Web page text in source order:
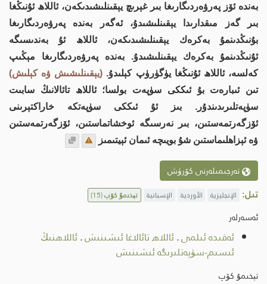
بەندە ئۆز پەرۋەردىگارىغا بىر غېرىچ يېقىنلىشىدىكەن، ئاللاھ ئۇنىڭغا
بىر گەز مىقدارىدا يېقىنلىشىدۇ، ئەگەر بەندە پەرۋەردىگارىغا
بۇنىڭدىنمۇ بەكرەك يېقىنلىشىدىكەن، ئاللاھ ئۇ بەندىسىگە
ئۇنىڭدىنمۇ بەكرەك يېقىنلىشىدۇ. بەندە پەرۋەردىگارىغا مېڭىپ
كەلسە، ئاللاھ ئۇنىڭغا يۈگۈرۈپ كېلىدۇ. (يېقىنلىشىش ۋە كېلىش)
تىن ئىبارەت بۇ ئىككى سۈپەت بولسا؛ ئاللاھ تائالانىڭ سابىت
سۈپەتلىرىدىندۇر. بىز ئۇ ئىككى سۈپەتكە خاراكتېرىنى
ئۆزگەرتمەستىن، بىر نەرسىگە ئوخشاتماستىن، ئۆزگەرتمەستىن
ۋە ئېزاھلىماستىن شۇ بويىچە ئىمان ئېيتىمىز
تەرجىمىلەرنى كۆرۈش
تىل: الإنجليزية الأوردية الإسبانية تېخىمۇ كۆپ(15)
ئەسەرلەر
ئەقىدە ئىلمى.ئاللاھ تائالاغا ئىشىنىش.ئاللاھنىڭ
ئىسىم-سۈپەتلىرىگە ئىشىنىش
تېخىمۇ كۆپ